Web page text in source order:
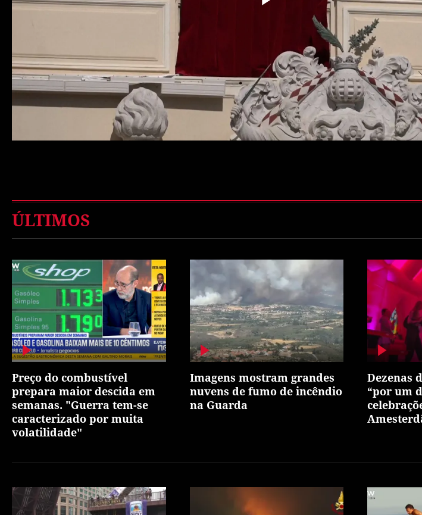
Reproduzir
Vídeo
ÚLTIMOS
Preço do combustível
prepara maior descida em
semanas. "Guerra tem-se
caracterizado por muita
volatilidade"
Imagens mostram grandes
nuvens de fumo de incêndio
na Guarda
Dezenas
“por um